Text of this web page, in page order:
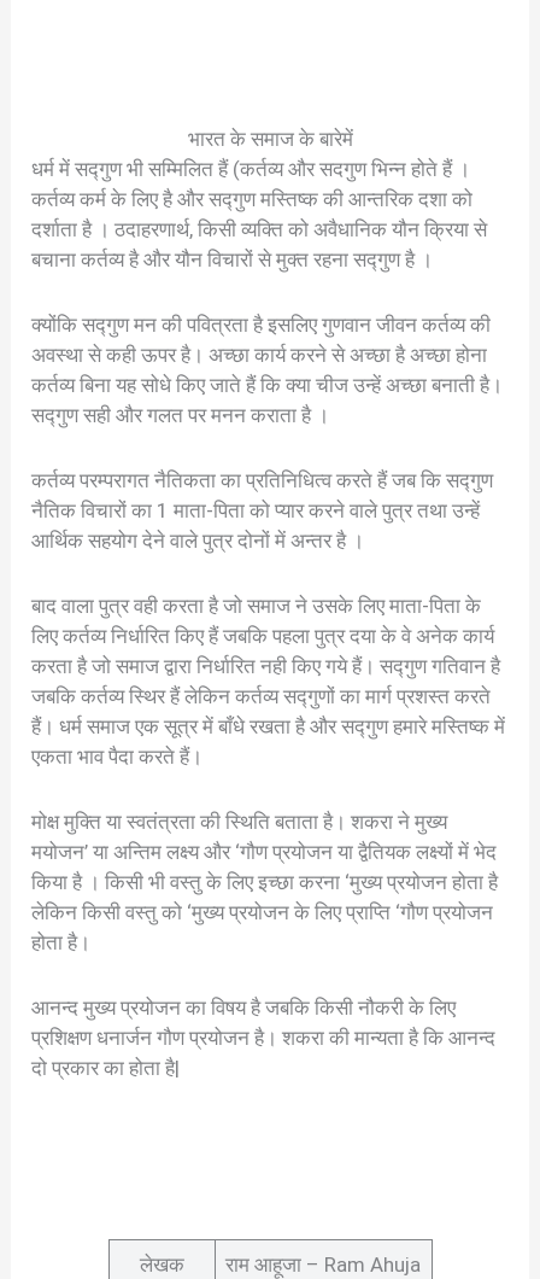
भारत के समाज के बारेमें
धर्म में सद्गुण भी सम्मिलित हैं (कर्तव्य और सदगुण भिन्न होते हैं ।
कर्तव्य कर्म के लिए है और सद्गुण मस्तिष्क की आन्तरिक दशा को
दर्शाता है । ठदाहरणार्थ, किसी व्यक्ति को अवैधानिक यौन क्रिया से
बचाना कर्तव्य है और यौन विचारों से मुक्त रहना सद्गुण है ।
क्योंकि सद्गुण मन की पवित्रता है इसलिए गुणवान जीवन कर्तव्य की
अवस्था से कही ऊपर है। अच्छा कार्य करने से अच्छा है अच्छा होना
कर्तव्य बिना यह सोधे किए जाते हैं कि क्या चीज उन्हें अच्छा बनाती है।
सद्गुण सही और गलत पर मनन कराता है ।
कर्तव्य परम्परागत नैतिकता का प्रतिनिधित्व करते हैं जब कि सद्गुण
नैतिक विचारों का 1 माता-पिता को प्यार करने वाले पुत्र तथा उन्हें
आर्थिक सहयोग देने वाले पुत्र दोनों में अन्तर है ।
बाद वाला पुत्र वही करता है जो समाज ने उसके लिए माता-पिता के
लिए कर्तव्य निर्धारित किए हैं जबकि पहला पुत्र दया के वे अनेक कार्य
करता है जो समाज द्वारा निर्धारित नही किए गये हैं। सद्गुण गतिवान है
जबकि कर्तव्य स्थिर हैं लेकिन कर्तव्य सद्गुणों का मार्ग प्रशस्त करते
हैं। धर्म समाज एक सूत्र में बाँधे रखता है और सद्गुण हमारे मस्तिष्क में
एकता भाव पैदा करते हैं।
मोक्ष मुक्ति या स्वतंत्रता की स्थिति बताता है। शकरा ने मुख्य
मयोजन’ या अन्तिम लक्ष्य और ‘गौण प्रयोजन या द्वैतियक लक्ष्यों में भेद
किया है । किसी भी वस्तु के लिए इच्छा करना ‘मुख्य प्रयोजन होता है
लेकिन किसी वस्तु को ‘मुख्य प्रयोजन के लिए प्राप्ति ‘गौण प्रयोजन
होता है।
आनन्द मुख्य प्रयोजन का विषय है जबकि किसी नौकरी के लिए
प्रशिक्षण धनार्जन गौण प्रयोजन है। शकरा की मान्यता है कि आनन्द
दो प्रकार का होता है|
लेखक राम आहूजा – Ram Ahuja